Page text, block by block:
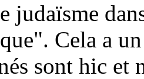
judaïsme
Cela a
sont hic et